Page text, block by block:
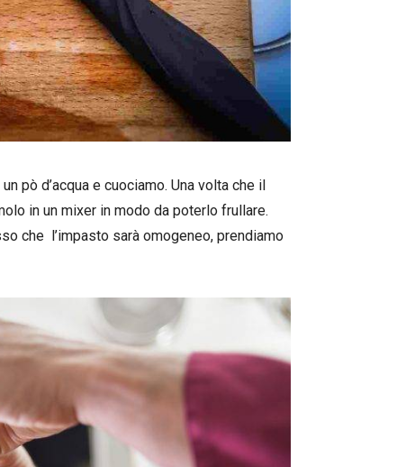
pò d’acqua e cuociamo. Una volta che il
in un mixer in modo da poterlo frullare.
che l’impasto sarà omogeneo, prendiamo